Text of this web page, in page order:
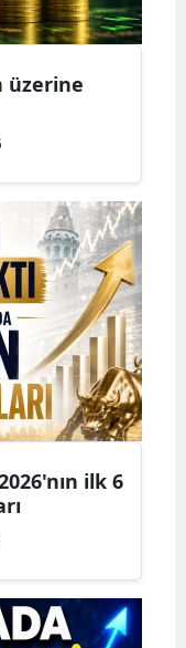
üzerine
ilk 6